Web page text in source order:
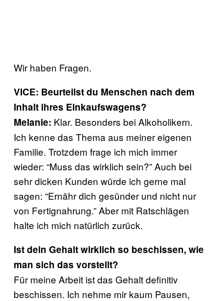
Wir haben Fragen.
VICE: Beurteilst du Menschen nach dem
Inhalt ihres Einkaufswagens?
Melanie: Klar. Besonders bei Alkoholikern.
Ich kenne das Thema aus meiner eigenen
Familie. Trotzdem frage ich mich immer
wieder: “Muss das wirklich sein?” Auch bei
sehr dicken Kunden würde ich gerne mal
sagen: “Ernähr dich gesünder und nicht nur
von Fertignahrung.” Aber mit Ratschlägen
halte ich mich natürlich zurück.
Ist dein Gehalt wirklich so beschissen, wie
man sich das vorstellt?
Für meine Arbeit ist das Gehalt definitiv
beschissen. Ich nehme mir kaum Pausen,